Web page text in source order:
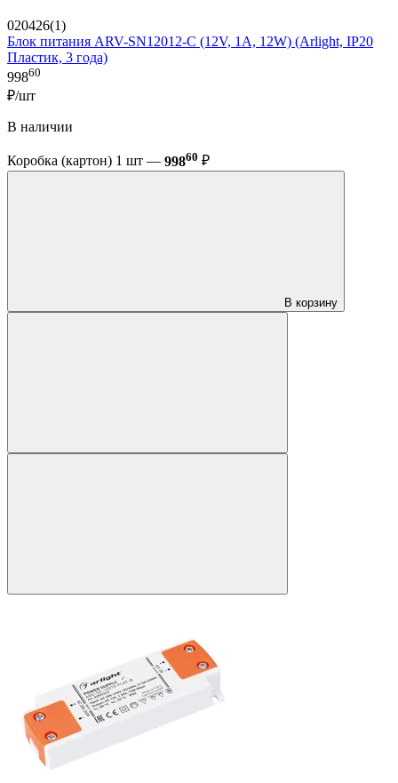
020426(1)
Блок питания ARV-SN12012-C (12V, 1A, 12W) (Arlight, IP20
Пластик, 3 года)
99860
₽/шт
В наличии
Коробка (картон) 1 шт — 99860 ₽
В корзину